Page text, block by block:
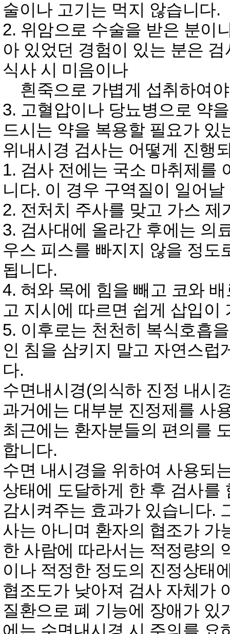
술이나 고기는 먹지 않습니다.
2. 위암으로 수술을 받은 분이
아 있었던 경험이 있는 분은
식사 시 미음이나
흰죽으로 가볍게 섭취하여
3. 고혈압이나 당뇨병으로 약
드시는 약을 복용할 필요가 있
위내시경 검사는 어떻게 진행
1. 검사 전에는 국소 마취제를
니다. 이 경우 구역질이 일어
2. 전처치 주사를 맞고 가스 제
3. 검사대에 올라간 후에는 의
우스 피스를 빠지지 않을 정도
됩니다.
4. 혀와 목에 힘을 빼고 코와
고 지시에 따르면 쉽게 삽입이
5. 이후로는 천천히 복식호흡
인 침을 삼키지 말고 자연스럽
다.
수면내시경(의식하 진정 내시
과거에는 대부분 진정제를 사
최근에는 환자분들의 편의를
합니다.
수면 내시경을 위하여 사용되
상태에 도달하게 한 후 검사를
감시켜주는 효과가 있습니다.
사는 아니며 환자의 협조가 가
한 사람에 따라서는 적정량의
이나 적정한 정도의 진정상태
협조도가 낮아져 검사 자체가
질환으로 폐 기능에 장애가 있